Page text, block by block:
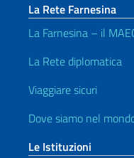
La Rete Farnesina
La Farnesina – il
La Rete diplomatica
Viaggiare sicuri
Dove siamo nel
Le Istituzioni